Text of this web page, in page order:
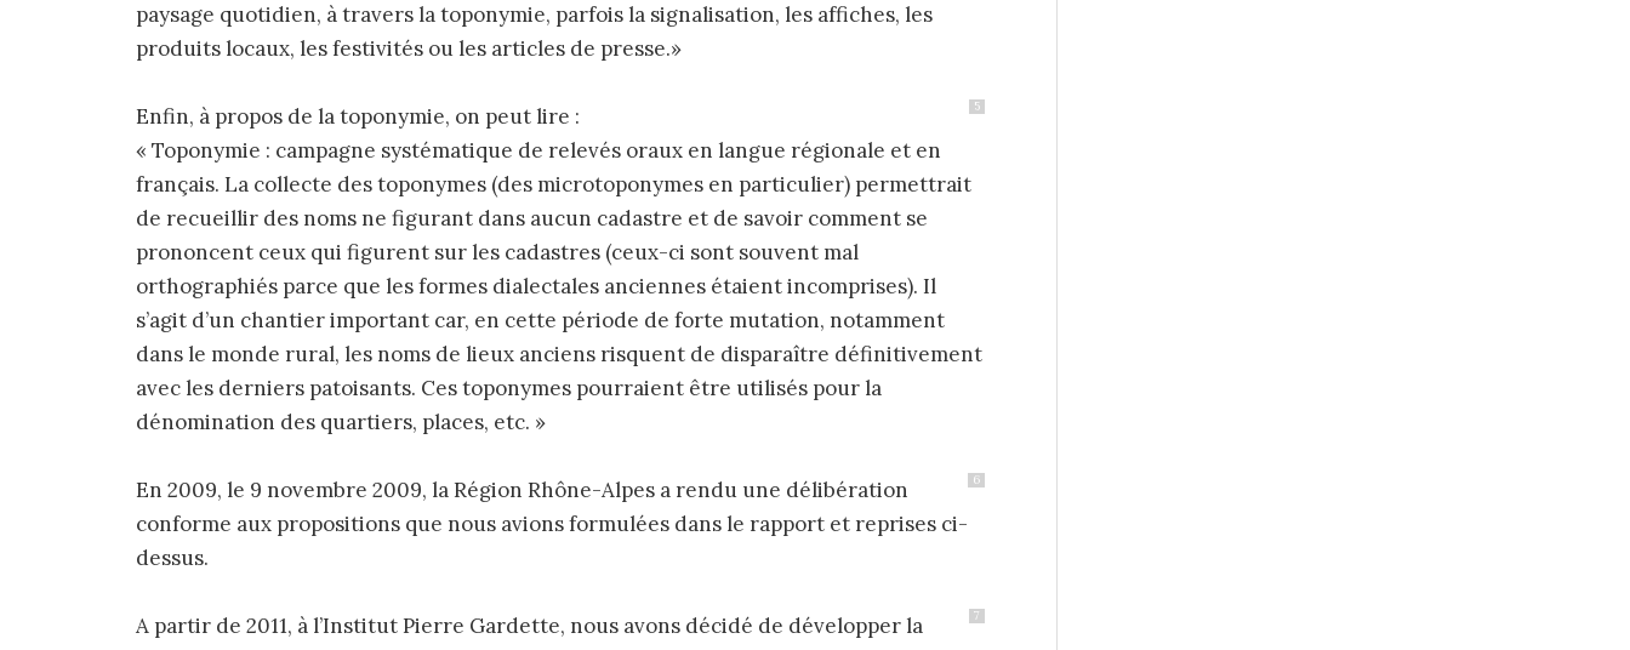
paysage quotidien, à travers la toponymie, parfois la signalisation, les affiches, les
produits locaux, les festivités ou les articles de presse.»
5
Enfin, à propos de la toponymie, on peut lire :
« Toponymie : campagne systématique de relevés oraux en langue régionale et en
français. La collecte des toponymes (des microtoponymes en particulier) permettrait
de recueillir des noms ne figurant dans aucun cadastre et de savoir comment se
prononcent ceux qui figurent sur les cadastres (ceux-ci sont souvent mal
orthographiés parce que les formes dialectales anciennes étaient incomprises). Il
s’agit d’un chantier important car, en cette période de forte mutation, notamment
dans le monde rural, les noms de lieux anciens risquent de disparaître définitivement
avec les derniers patoisants. Ces toponymes pourraient être utilisés pour la
dénomination des quartiers, places, etc. »
6
En 2009, le 9 novembre 2009, la Région Rhône-Alpes a rendu une délibération
conforme aux propositions que nous avions formulées dans le rapport et reprises ci-
dessus.
7
A partir de 2011, à l’Institut Pierre Gardette, nous avons décidé de développer la